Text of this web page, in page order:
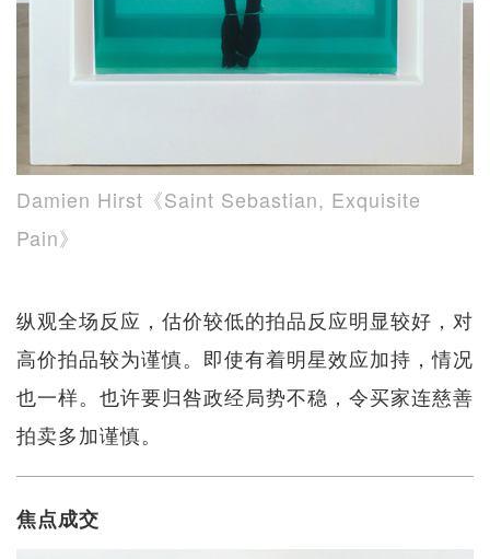
Damien Hirst《Saint Sebastian, Exquisite
Pain》
纵观全场反应，估价较低的拍品反应明显较好，对
高价拍品较为谨慎。即使有着明星效应加持，情况
也一样。也许要归咎政经局势不稳，令买家连慈善
拍卖多加谨慎。
焦点成交